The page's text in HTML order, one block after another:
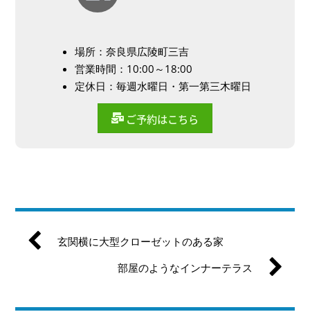
場所：奈良県広陵町三吉
営業時間：10:00～18:00
定休日：毎週水曜日・第一第三木曜日
ご予約はこちら
玄関横に大型クローゼットのある家
部屋のようなインナーテラス